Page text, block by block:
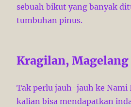
sebuah bikut yang banyak
tumbuhan pinus.
Kragilan, Magelang
Tak perlu jauh-jauh ke Nami
kalian bisa mendapatkan